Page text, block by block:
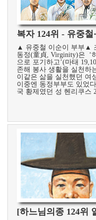
복자 124위 - 유중
▲ 유중철 이순이 부부▲
동정(童貞, Virginity)은 ‘
으로 포기하고’(마태
존해 봉사 생활을 실천하
이같은 삶을 실천했던 여
이중엔 동정부부도 있었
국 황제였던 성 헨리쿠스
[하느님의종 124위